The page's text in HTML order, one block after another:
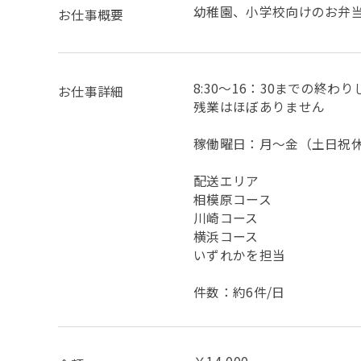
お仕事概要 幼稚園、小学校向けのお弁
お仕事詳細
8:30〜16：30までの終わり
残業はほぼありません
稼働曜日：月～金（土日祝休
配送エリア
相模原コース
川崎コース
横浜コース
いずれかを担当
件数：約6件/日